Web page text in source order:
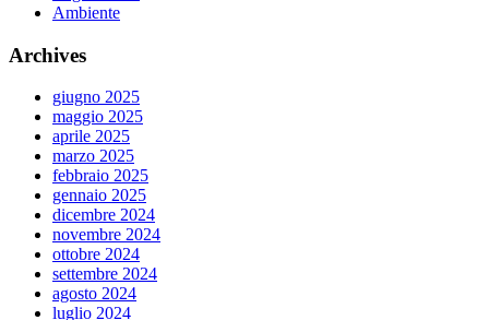
Ambiente
Archives
giugno 2025
maggio 2025
aprile 2025
marzo 2025
febbraio 2025
gennaio 2025
dicembre 2024
novembre 2024
ottobre 2024
settembre 2024
agosto 2024
luglio 2024